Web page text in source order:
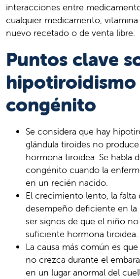
interacciones entre
cualquier medicamento,
nuevo recetado o de venta libre.
Puntos clave
hipotiroidismo
congénito
Se considera que hay
glándula tiroides no
hormona tiroidea. Se habla
congénito cuando la
en un recién nacido.
El crecimiento lento, la falta
desempeño deficiente en la
ser signos de que el niño
suficiente hormona tiroidea.
La causa más común es
no crezca durante el
en un lugar anormal del